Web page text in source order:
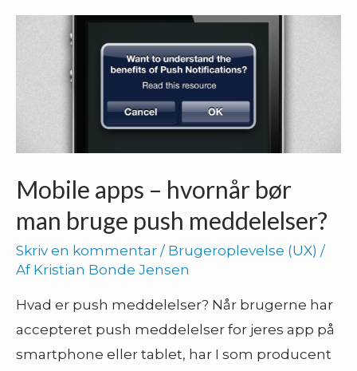
det
Mobile apps – hvornår bør
man bruge push meddelelser?
Skriv en kommentar / Brugeroplevelse (UX) /
Af Kristian Bonde Jensen
Hvad er push meddelelser? Når brugerne har
accepteret push meddelelser for jeres app på
smartphone eller tablet, har I som producent